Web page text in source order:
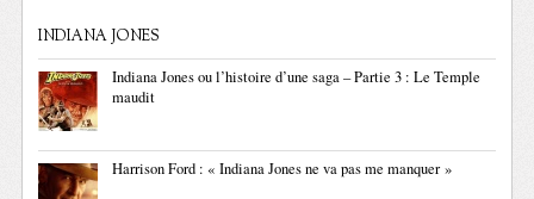
INDIANA JONES
Indiana Jones ou l’histoire d’une saga – Partie 3 : Le Temple
maudit
Harrison Ford : « Indiana Jones ne va pas me manquer »